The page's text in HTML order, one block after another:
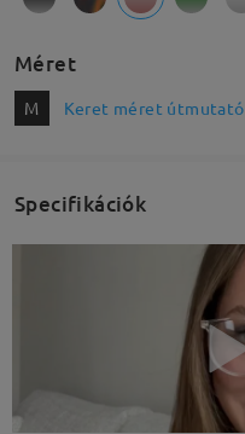
Méret
M Keret méret útmutató
Specifikációk